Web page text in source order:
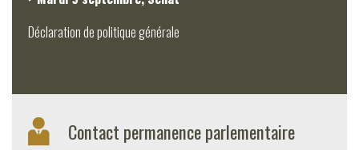
Déclaration de politique générale
Contact permanence parlementaire